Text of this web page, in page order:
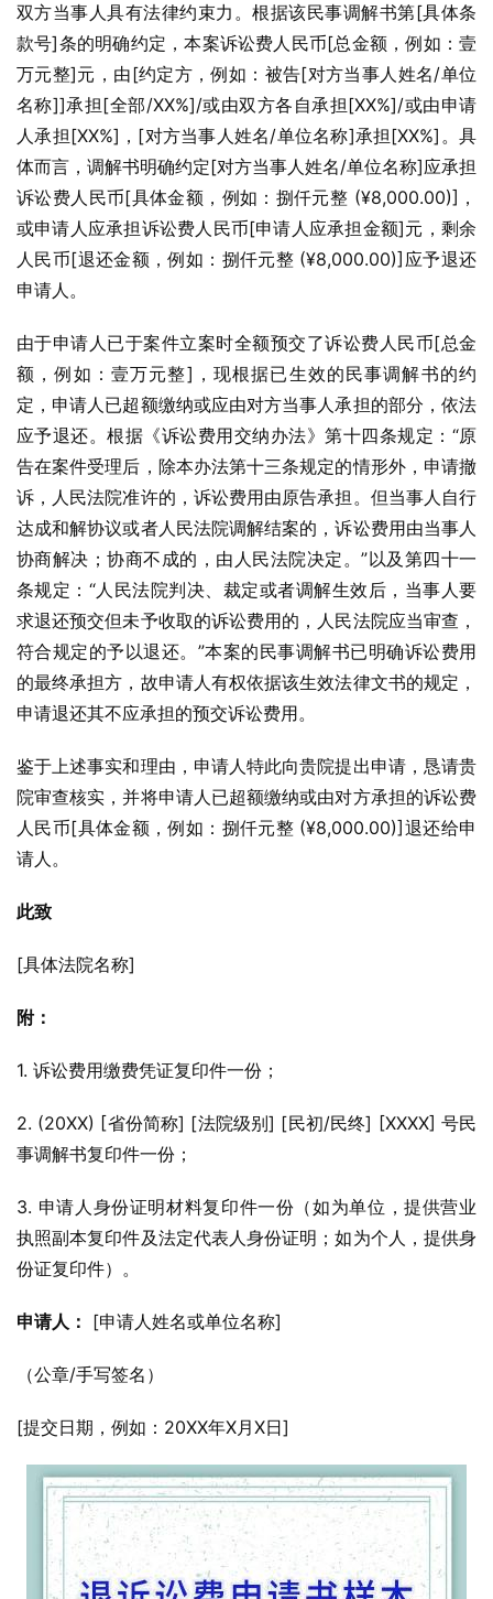
双方当事人具有法律约束力。根据该民事调解书第[具体条
款号]条的明确约定，本案诉讼费人民币[总金额，例如：壹
万元整]元，由[约定方，例如：被告[对方当事人姓名/单位
名称]]承担[全部/XX%]/或由双方各自承担[XX%]/或由申请
人承担[XX%]，[对方当事人姓名/单位名称]承担[XX%]。具
体而言，调解书明确约定[对方当事人姓名/单位名称]应承担
诉讼费人民币[具体金额，例如：捌仟元整 (¥8,000.00)]，
或申请人应承担诉讼费人民币[申请人应承担金额]元，剩余
人民币[退还金额，例如：捌仟元整 (¥8,000.00)]应予退还
申请人。
由于申请人已于案件立案时全额预交了诉讼费人民币[总金
额，例如：壹万元整]，现根据已生效的民事调解书的约
定，申请人已超额缴纳或应由对方当事人承担的部分，依法
应予退还。根据《诉讼费用交纳办法》第十四条规定：“原
告在案件受理后，除本办法第十三条规定的情形外，申请撤
诉，人民法院准许的，诉讼费用由原告承担。但当事人自行
达成和解协议或者人民法院调解结案的，诉讼费用由当事人
协商解决；协商不成的，由人民法院决定。”以及第四十一
条规定：“人民法院判决、裁定或者调解生效后，当事人要
求退还预交但未予收取的诉讼费用的，人民法院应当审查，
符合规定的予以退还。”本案的民事调解书已明确诉讼费用
的最终承担方，故申请人有权依据该生效法律文书的规定，
申请退还其不应承担的预交诉讼费用。
鉴于上述事实和理由，申请人特此向贵院提出申请，恳请贵
院审查核实，并将申请人已超额缴纳或由对方承担的诉讼费
人民币[具体金额，例如：捌仟元整 (¥8,000.00)]退还给申
请人。
此致
[具体法院名称]
附：
1. 诉讼费用缴费凭证复印件一份；
2. (20XX) [省份简称] [法院级别] [民初/民终] [XXXX] 号民
事调解书复印件一份；
3. 申请人身份证明材料复印件一份（如为单位，提供营业
执照副本复印件及法定代表人身份证明；如为个人，提供身
份证复印件）。
申请人： [申请人姓名或单位名称]
（公章/手写签名）
[提交日期，例如：20XX年X月X日]